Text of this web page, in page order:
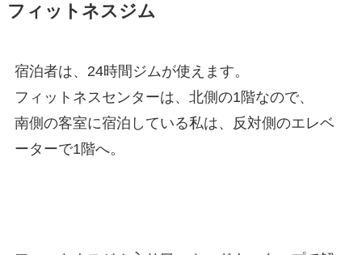
フィットネスジム
宿泊者は、24時間ジムが使えます。
フィットネスセンターは、北側の1階なので、
南側の客室に宿泊している私は、反対側のエレベ
ーターで1階へ。